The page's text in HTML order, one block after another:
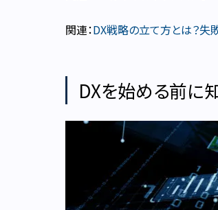
関連：DX戦略の立て方とは？失
DXを始める前に